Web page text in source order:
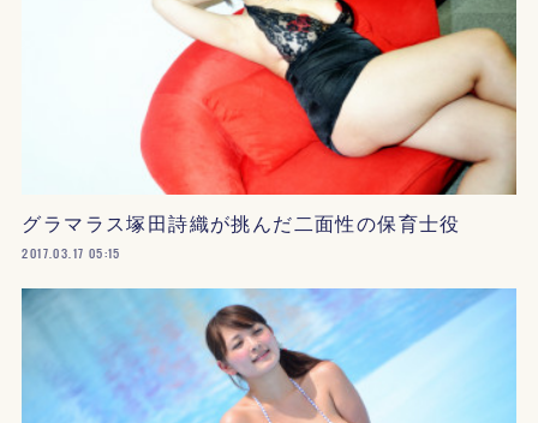
グラマラス塚田詩織が挑んだ二面性の保育士役
2017.03.17 05:15